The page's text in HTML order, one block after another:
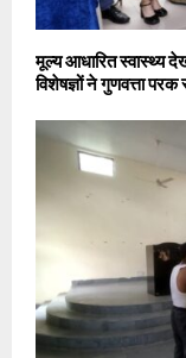
मूल्य आधारित स्वास्थ्य
विशेषज्ञों ने गुणवत्ता